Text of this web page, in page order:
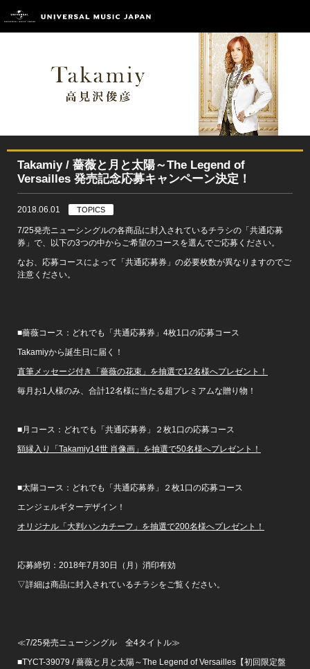
Takamiy / 薔薇と月と太陽～The Legend of
Versailles 発売記念応募キャンペーン決定！
2018.06.01 TOPICS
7/25発売ニューシングルの各商品に封入されているチラシの「共通応募
券」で、以下の3つの中からご希望のコースを選んでご応募ください。
なお、応募コースによって「共通応募券」の必要枚数が異なりますのでご
注意ください。
■薔薇コース：どれでも「共通応募券」4枚1口の応募コース
Takamiyから誕生日に届く！
直筆メッセージ付き「薔薇の花束」を抽選で12名様へプレゼント！
毎月お1人様のみ、合計12名様に当たる超プレミアムな贈り物！
■月コース：どれでも「共通応募券」２枚1口の応募コース
額縁入り「Takamiy14世 肖像画」を抽選で50名様へプレゼント！
■太陽コース：どれでも「共通応募券」２枚1口の応募コース
エンジェルギターデザイン！
オリジナル「大判ハンカチーフ」を抽選で200名様へプレゼント！
応募締切：2018年7月30日（月）消印有効
▽詳細は商品に封入されているチラシをご覧ください。
≪7/25発売ニューシングル 全4タイトル≫
■TYCT-39079 / 薔薇と月と太陽～The Legend of Versailles【初回限定盤